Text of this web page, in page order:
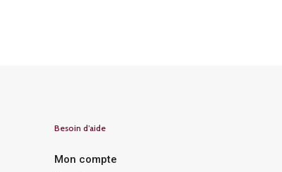
Besoin d’aide
Mon compte